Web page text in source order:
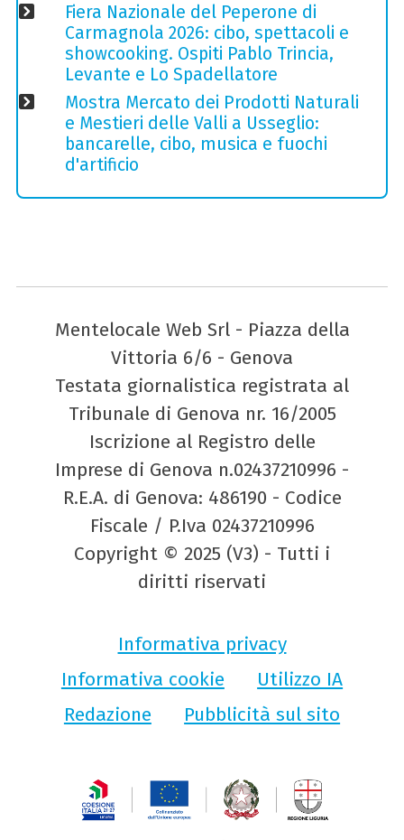
Fiera Nazionale del Peperone di
Carmagnola 2026: cibo, spettacoli e
showcooking. Ospiti Pablo Trincia,
Levante e Lo Spadellatore
Mostra Mercato dei Prodotti Naturali
e Mestieri delle Valli a Usseglio:
bancarelle, cibo, musica e fuochi
d'artificio
Mentelocale Web Srl - Piazza della
Vittoria 6/6 - Genova
Testata giornalistica registrata al
Tribunale di Genova nr. 16/2005
Iscrizione al Registro delle
Imprese di Genova n.02437210996 -
R.E.A. di Genova: 486190 - Codice
Fiscale / P.Iva 02437210996
Copyright © 2025 (V3) - Tutti i
diritti riservati
Informativa privacy
Informativa cookie
Utilizzo IA
Redazione
Pubblicità sul sito